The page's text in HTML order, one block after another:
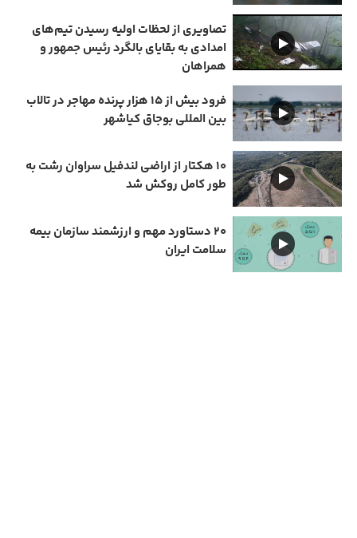
تصاویری از لحظات اولیه رسیدن تیم‌های
امدادی به بقایای بالگرد رئیس جمهور و
همراهان
فرود بیش از ۱۵ هزار پرنده مهاجر در تالاب
بین المللی بوجاق کیاشهر
۱۰ هکتار از اراضی لندفیل سراوان رشت به
طور کامل روکش شد
۲۰ دستاورد مهم و ارزشمند سازمان بیمه
سلامت ایران